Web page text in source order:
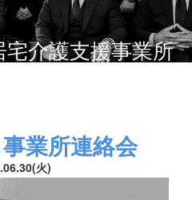
介護支援事業所
業所連絡会
火)